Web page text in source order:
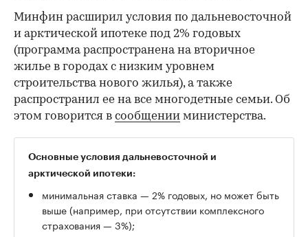
Минфин расширил условия по дальневосточной
и арктической ипотеке под 2% годовых
(программа распространена на вторичное
жилье в городах с низким уровнем
строительства нового жилья), а также
распространил ее на все многодетные семьи. Об
этом говорится в сообщении министерства.
Основные условия дальневосточной и
арктической ипотеки:
минимальная ставка — 2% годовых, но может быть
выше (например, при отсутствии комплексного
страхования — 3%);